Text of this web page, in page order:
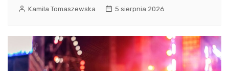
Kamila Tomaszewska 5 sierpnia 2026